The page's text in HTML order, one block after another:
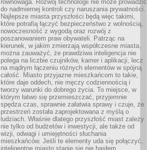
równowaga. Rozwój technologii nie może prowadzić
do nadmiernej kontroli czy naruszania prywatności.
Najlepsze miasta przyszłości będą więc takimi,
które potrafią łączyć bezpieczeństwo z wolnością,
nowoczesność z wygodą oraz rozwój z
poszanowaniem praw obywateli. Patrząc na
kierunek, w jakim zmierzają współczesne miasta,
można zauważyć, że prawdziwa inteligencja nie
polega na liczbie czujników, kamer i aplikacji, lecz
na mądrym łączeniu różnych elementów w spójną
całość. Miasto przyjazne mieszkańcom to takie,
które daje oddech, nie męczy codziennością i
tworzy warunki do dobrego życia. To miejsce, w
którym łatwo się przemieszczać, przyjemnie
spędza czas, sprawnie załatwia sprawy i czuje, że
przestrzeń została zaprojektowana z myślą o
ludziach. Właśnie dlatego przyszłość miast zależy
nie tylko od budżetów i inwestycji, ale także od
wizji, odwagi i umiejętności słuchania
mieszkańców. Jeśli te elementy uda się połączyć,
inteligentne miasto stanie się nie hasłem